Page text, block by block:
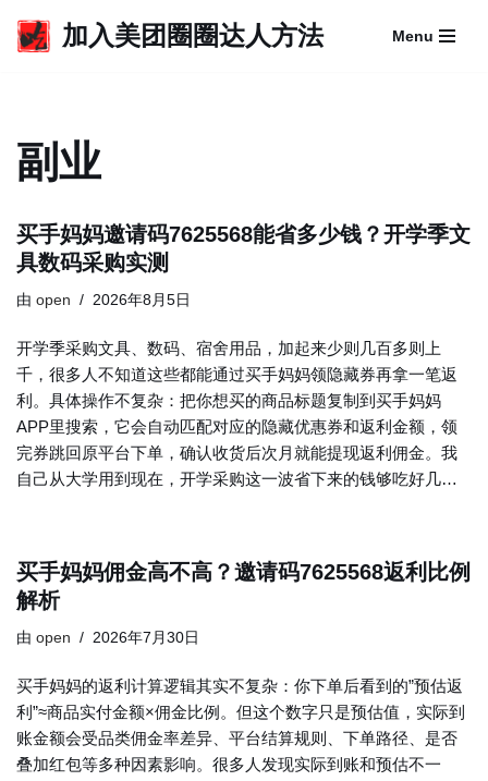
跳
加入美团圈圈达人方法 Menu
副业
买手妈妈邀请码7625568能省多少钱？开学季文
具数码采购实测
由 open 2026年8月5日
开学季采购文具、数码、宿舍用品，加起来少则几百多则上
千，很多人不知道这些都能通过买手妈妈领隐藏券再拿一笔返
利。具体操作不复杂：把你想买的商品标题复制到买手妈妈
APP里搜索，它会自动匹配对应的隐藏优惠券和返利金额，领
完券跳回原平台下单，确认收货后次月就能提现返利佣金。我
自己从大学用到现在，开学采购这一波省下来的钱够吃好几…
买手妈妈佣金高不高？邀请码7625568返利比例
解析
由 open 2026年7月30日
买手妈妈的返利计算逻辑其实不复杂：你下单后看到的”预估返
利”≈商品实付金额×佣金比例。但这个数字只是预估值，实际到
账金额会受品类佣金率差异、平台结算规则、下单路径、是否
叠加红包等多种因素影响。很多人发现实际到账和预估不一